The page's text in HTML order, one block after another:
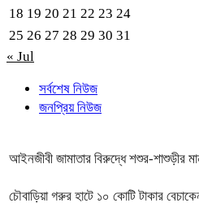
18 19 20 21 22 23 24
25 26 27 28 29 30 31
« Jul
সর্বশেষ নিউজ
জনপ্রিয় নিউজ
আইনজীবী জামাতার বিরুদ্ধে শশুর-শাশুড়ীর
চৌবাড়িয়া গরুর হাটে ১০ কোটি টাকার